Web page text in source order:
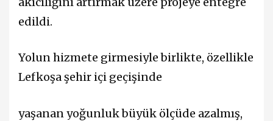
edildi.
Yolun hizmete girmesiyle birlikte, özellikle
Lefkoşa şehir içi geçişinde
yaşanan yoğunluk büyük ölçüde azalmış,